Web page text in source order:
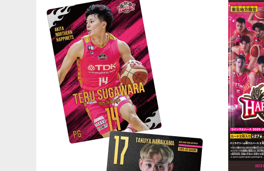
LINK TRAVELERS 仮面ライダーシリーズ
ーパー
チョコボックス キャラパキ つりグ